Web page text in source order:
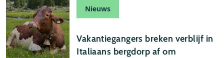
Nieuws
Vakantiegangers breken verblijf in
Italiaans bergdorp af om